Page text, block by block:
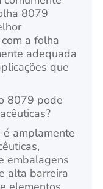
8079
a folha
adequada
que
8079 pode
amplamente
embalagens
alta barreira